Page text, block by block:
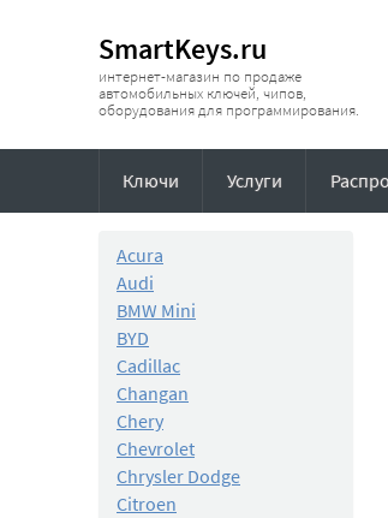
SmartKeys.ru
интернет-магазин по продаже
автомобильных ключей, чипов,
оборудования для программирования.
Ключи Услуги
Acura
Audi
BMW Mini
BYD
Cadillac
Changan
Chery
Chevrolet
Chrysler Dodge
Citroen